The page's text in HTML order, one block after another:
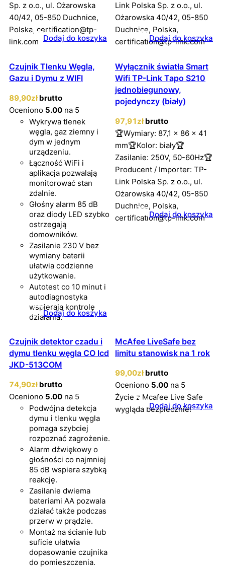
Sp. z o.o., ul. Ożarowska
40/42, 05-850 Duchnice,
Polska, certification@tp-
link.com Dodaj do koszyka
Link Polska Sp. z o.o., ul.
Ożarowska 40/42, 05-850
Duchnice, Polska,
certification@tp-link.com
Dodaj do koszyka
Czujnik Tlenku Węgla,
Gazu i Dymu z WIFI
89,90zł brutto
Oceniono 5.00 na 5
Wykrywa tlenek
węgla, gaz ziemny i
dym w jednym
urządzeniu.
Łączność WiFi i
aplikacja pozwalają
monitorować stan
zdalnie.
Głośny alarm 85 dB
oraz diody LED szybko
ostrzegają
domowników.
Zasilanie 230 V bez
wymiany baterii
ułatwia codzienne
użytkowanie.
Autotest co 10 minut i
autodiagnostyka
wspierają kontrolę
działania.
Dodaj do koszyka
Wyłącznik światła Smart
Wifi TP-Link Tapo S210
jednobiegunowy,
pojedynczy (biały)
97,91zł brutto
🏆Wymiary: 87,1 x 86 x 41
mm🏆Kolor: biały🏆
Zasilanie: 250V, 50-60Hz🏆
Producent / Importer: TP-
Link Polska Sp. z o.o., ul.
Ożarowska 40/42, 05-850
Duchnice, Polska,
certification@tp-link.com
Dodaj do koszyka
Czujnik detektor czadu i
dymu tlenku węgla CO lcd
JKD-513COM
74,90zł brutto
Oceniono 5.00 na 5
Podwójna detekcja
dymu i tlenku węgla
pomaga szybciej
rozpoznać zagrożenie.
Alarm dźwiękowy o
głośności co najmniej
85 dB wspiera szybką
reakcję.
Zasilanie dwiema
bateriami AA pozwala
działać także podczas
przerw w prądzie.
Montaż na ścianie lub
suficie ułatwia
dopasowanie czujnika
do pomieszczenia.
McAfee LiveSafe bez
limitu stanowisk na 1 rok
99,00zł brutto
Oceniono 5.00 na 5
Życie z Mcafee Live Safe
wygląda bezpiecznie!
Dodaj do koszyka